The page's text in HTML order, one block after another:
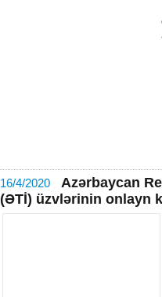
16/4/2020
Azərbaycan
(ƏTİ) üzvlərinin onlayn